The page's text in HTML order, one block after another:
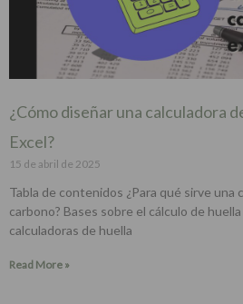
¿Cómo diseñar una calculadora
Excel?
15 de abril de 2025
Tabla de contenidos ¿Para qué sirve una
carbono? Bases sobre el cálculo de
calculadoras de huella
Read More »